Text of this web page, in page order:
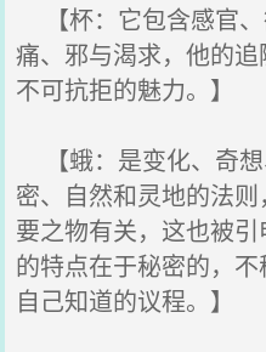
【杯：它包含感官
痛、邪与渴求，他的
不可抗拒的魅力。】
【蛾：是变化、奇
密、自然和灵地的法
要之物有关，这也被
的特点在于秘密的，
自己知道的议程。】